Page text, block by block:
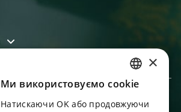
RUSSIAN
ENGLISH
×
Ми використовуємо cookie
Натискаючи OK або продовжуючи